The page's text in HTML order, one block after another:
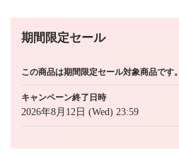
期間限定セール
この商品は期間限定セール対象商品です。
キャンペーン終了日時
2026年8月12日 (Wed) 23:59